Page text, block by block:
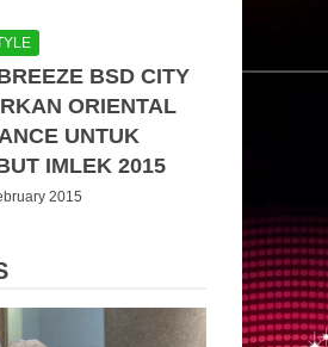
BSD CITY
ORIENTAL
UNTUK
IMLEK 2015
2015